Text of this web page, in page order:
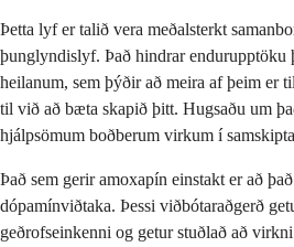
Þetta lyf er talið vera meðalsterkt
þunglyndislyf. Það hindrar endurupptöku
heilanum, sem þýðir að meira af þeim er
til við að bæta skapið þitt. Hugsaðu um
hjálpsömum boðberum virkum í
Það sem gerir amoxapín einstakt er að
dópamínviðtaka. Þessi viðbótaraðgerð
geðrofseinkenni og getur stuðlað að